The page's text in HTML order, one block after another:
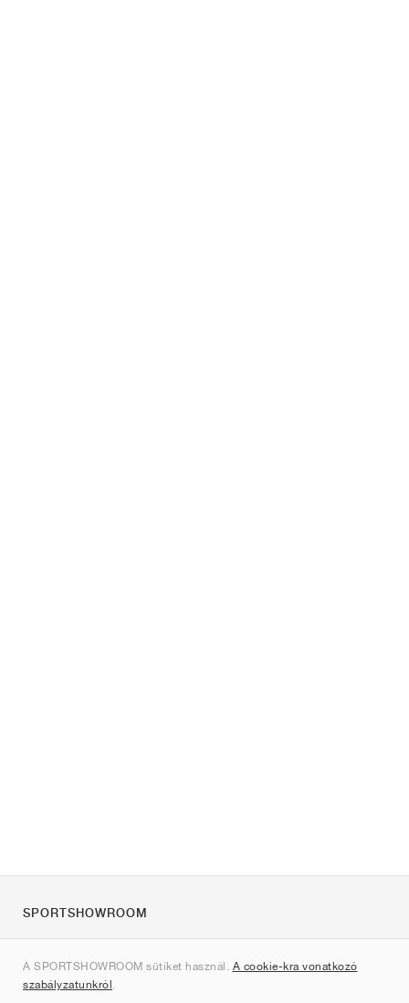
A SPORTSHOWROOM sütiket használ. A cookie-kra vonatkozó
szabályzatunkról.
SPORTSHOWROOM
Kapcsolat
Sitemap